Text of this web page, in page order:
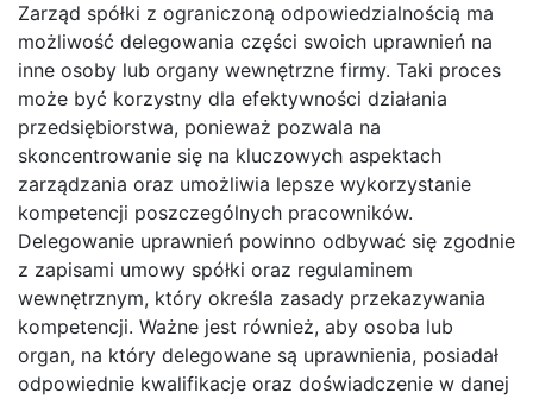
Zarząd spółki z ograniczoną odpowiedzialnością ma
możliwość delegowania części swoich uprawnień na
inne osoby lub organy wewnętrzne firmy. Taki proces
może być korzystny dla efektywności działania
przedsiębiorstwa, ponieważ pozwala na
skoncentrowanie się na kluczowych aspektach
zarządzania oraz umożliwia lepsze wykorzystanie
kompetencji poszczególnych pracowników.
Delegowanie uprawnień powinno odbywać się zgodnie
z zapisami umowy spółki oraz regulaminem
wewnętrznym, który określa zasady przekazywania
kompetencji. Ważne jest również, aby osoba lub
organ, na który delegowane są uprawnienia, posiadał
odpowiednie kwalifikacje oraz doświadczenie w danej